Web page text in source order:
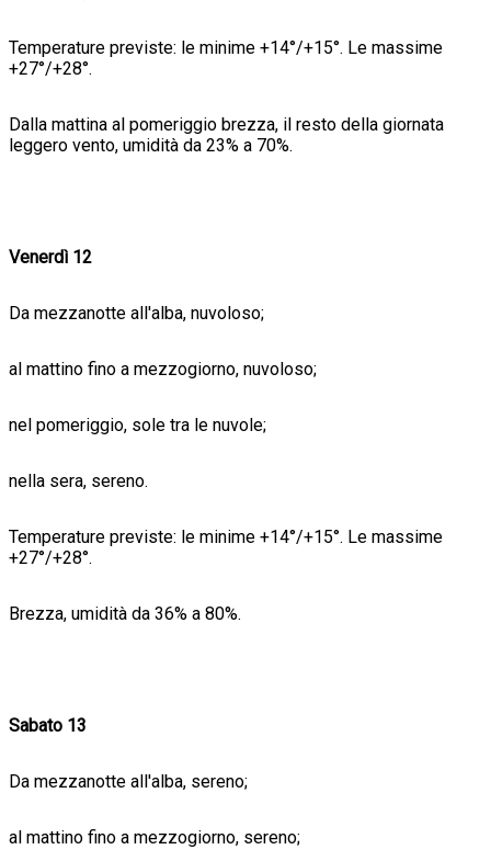
Temperature previste: le minime +14°/+15°. Le massime
+27°/+28°.
Dalla mattina al pomeriggio brezza, il resto della giornata
leggero vento, umidità da 23% a 70%.
Venerdì 12
Da mezzanotte all'alba, nuvoloso;
al mattino fino a mezzogiorno, nuvoloso;
nel pomeriggio, sole tra le nuvole;
nella sera, sereno.
Temperature previste: le minime +14°/+15°. Le massime
+27°/+28°.
Brezza, umidità da 36% a 80%.
Sabato 13
Da mezzanotte all'alba, sereno;
al mattino fino a mezzogiorno, sereno;